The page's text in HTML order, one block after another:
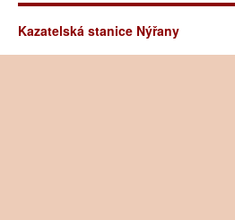
Kazatelská stanice Nýřany